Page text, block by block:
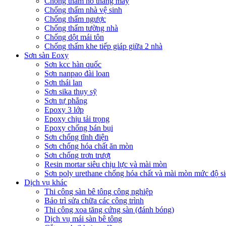
Chống thấm nhà vệ sinh
Chống thấm ngược
Chống thấm tường nhà
Chống dột mái tôn
Chống thấm khe tiếp giáp giữa 2 nhà
Sơn sàn Eoxy
Sơn kcc hàn quốc
Sơn nanpao đài loan
Sơn thái lan
Sơn sika thụy sỹ
Sơn tự phẳng
Epoxy 3 lớp
Epoxy chịu tải trọng
Epoxy chống bán bụi
Sơn chống tĩnh điện
Sơn chống hóa chất ăn mòn
Sơn chống trơn trượt
Resin mortar siêu chịu lực và mài mòn
Sơn poly urethane chống hóa chất và mài mòn mức độ
Dịch vụ khác
Thi công sàn bê tông công nghiệp
Bảo trì sửa chữa các công trình
Thi công xoa tăng cứng sàn (đánh bóng)
Dịch vụ mái sàn bê tông